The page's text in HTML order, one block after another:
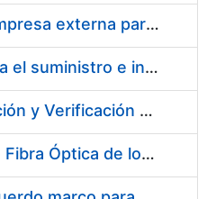
Servicios de una empresa externa para el asesoramiento y resolución de los recursos de alzada que se presentan relacionados con procesos de selección para la FNMT-RCM
Acuerdo marco para el suministro e instalación de persianas, estores y otros complementos
Servicio de Calibración y Verificación Externa de los Equipos de Medición del Servicio de Prevención de la FNMT-RCM
Conexión mediante Fibra Óptica de los Centros de Proceso de Datos (CPDs) de las sedes de la FNMT-RCM de Burgos y Madrid